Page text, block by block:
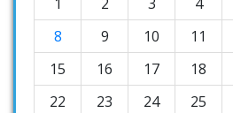
8
9 10 11
15
16 17 18
22
23 24 25